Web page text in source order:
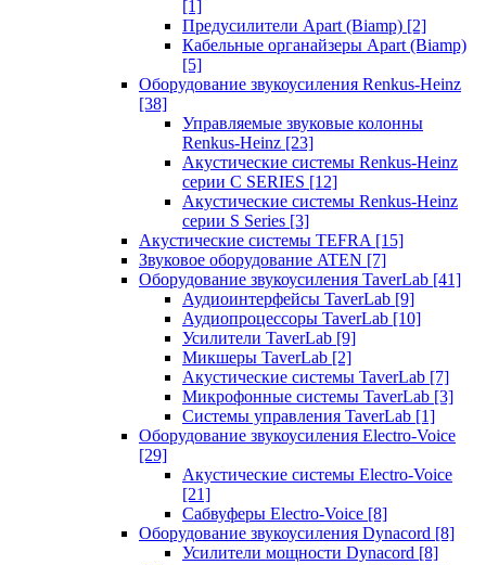
[1]
Предусилители Apart (Biamp) [2]
Кабельные органайзеры Apart (Biamp)
[5]
Оборудование звукоусиления Renkus-Heinz
[38]
Управляемые звуковые колонны
Renkus-Heinz [23]
Акустические системы Renkus-Heinz
серии C SERIES [12]
Акустические системы Renkus-Heinz
серии S Series [3]
Акустические системы TEFRA [15]
Звуковое оборудование ATEN [7]
Оборудование звукоусиления TaverLab [41]
Аудиоинтерфейсы TaverLab [9]
Аудиопроцессоры TaverLab [10]
Усилители TaverLab [9]
Микшеры TaverLab [2]
Акустические системы TaverLab [7]
Микрофонные системы TaverLab [3]
Системы управления TaverLab [1]
Оборудование звукоусиления Electro-Voice
[29]
Акустические системы Electro-Voice
[21]
Сабвуферы Electro-Voice [8]
Оборудование звукоусиления Dynacord [8]
Усилители мощности Dynacord [8]